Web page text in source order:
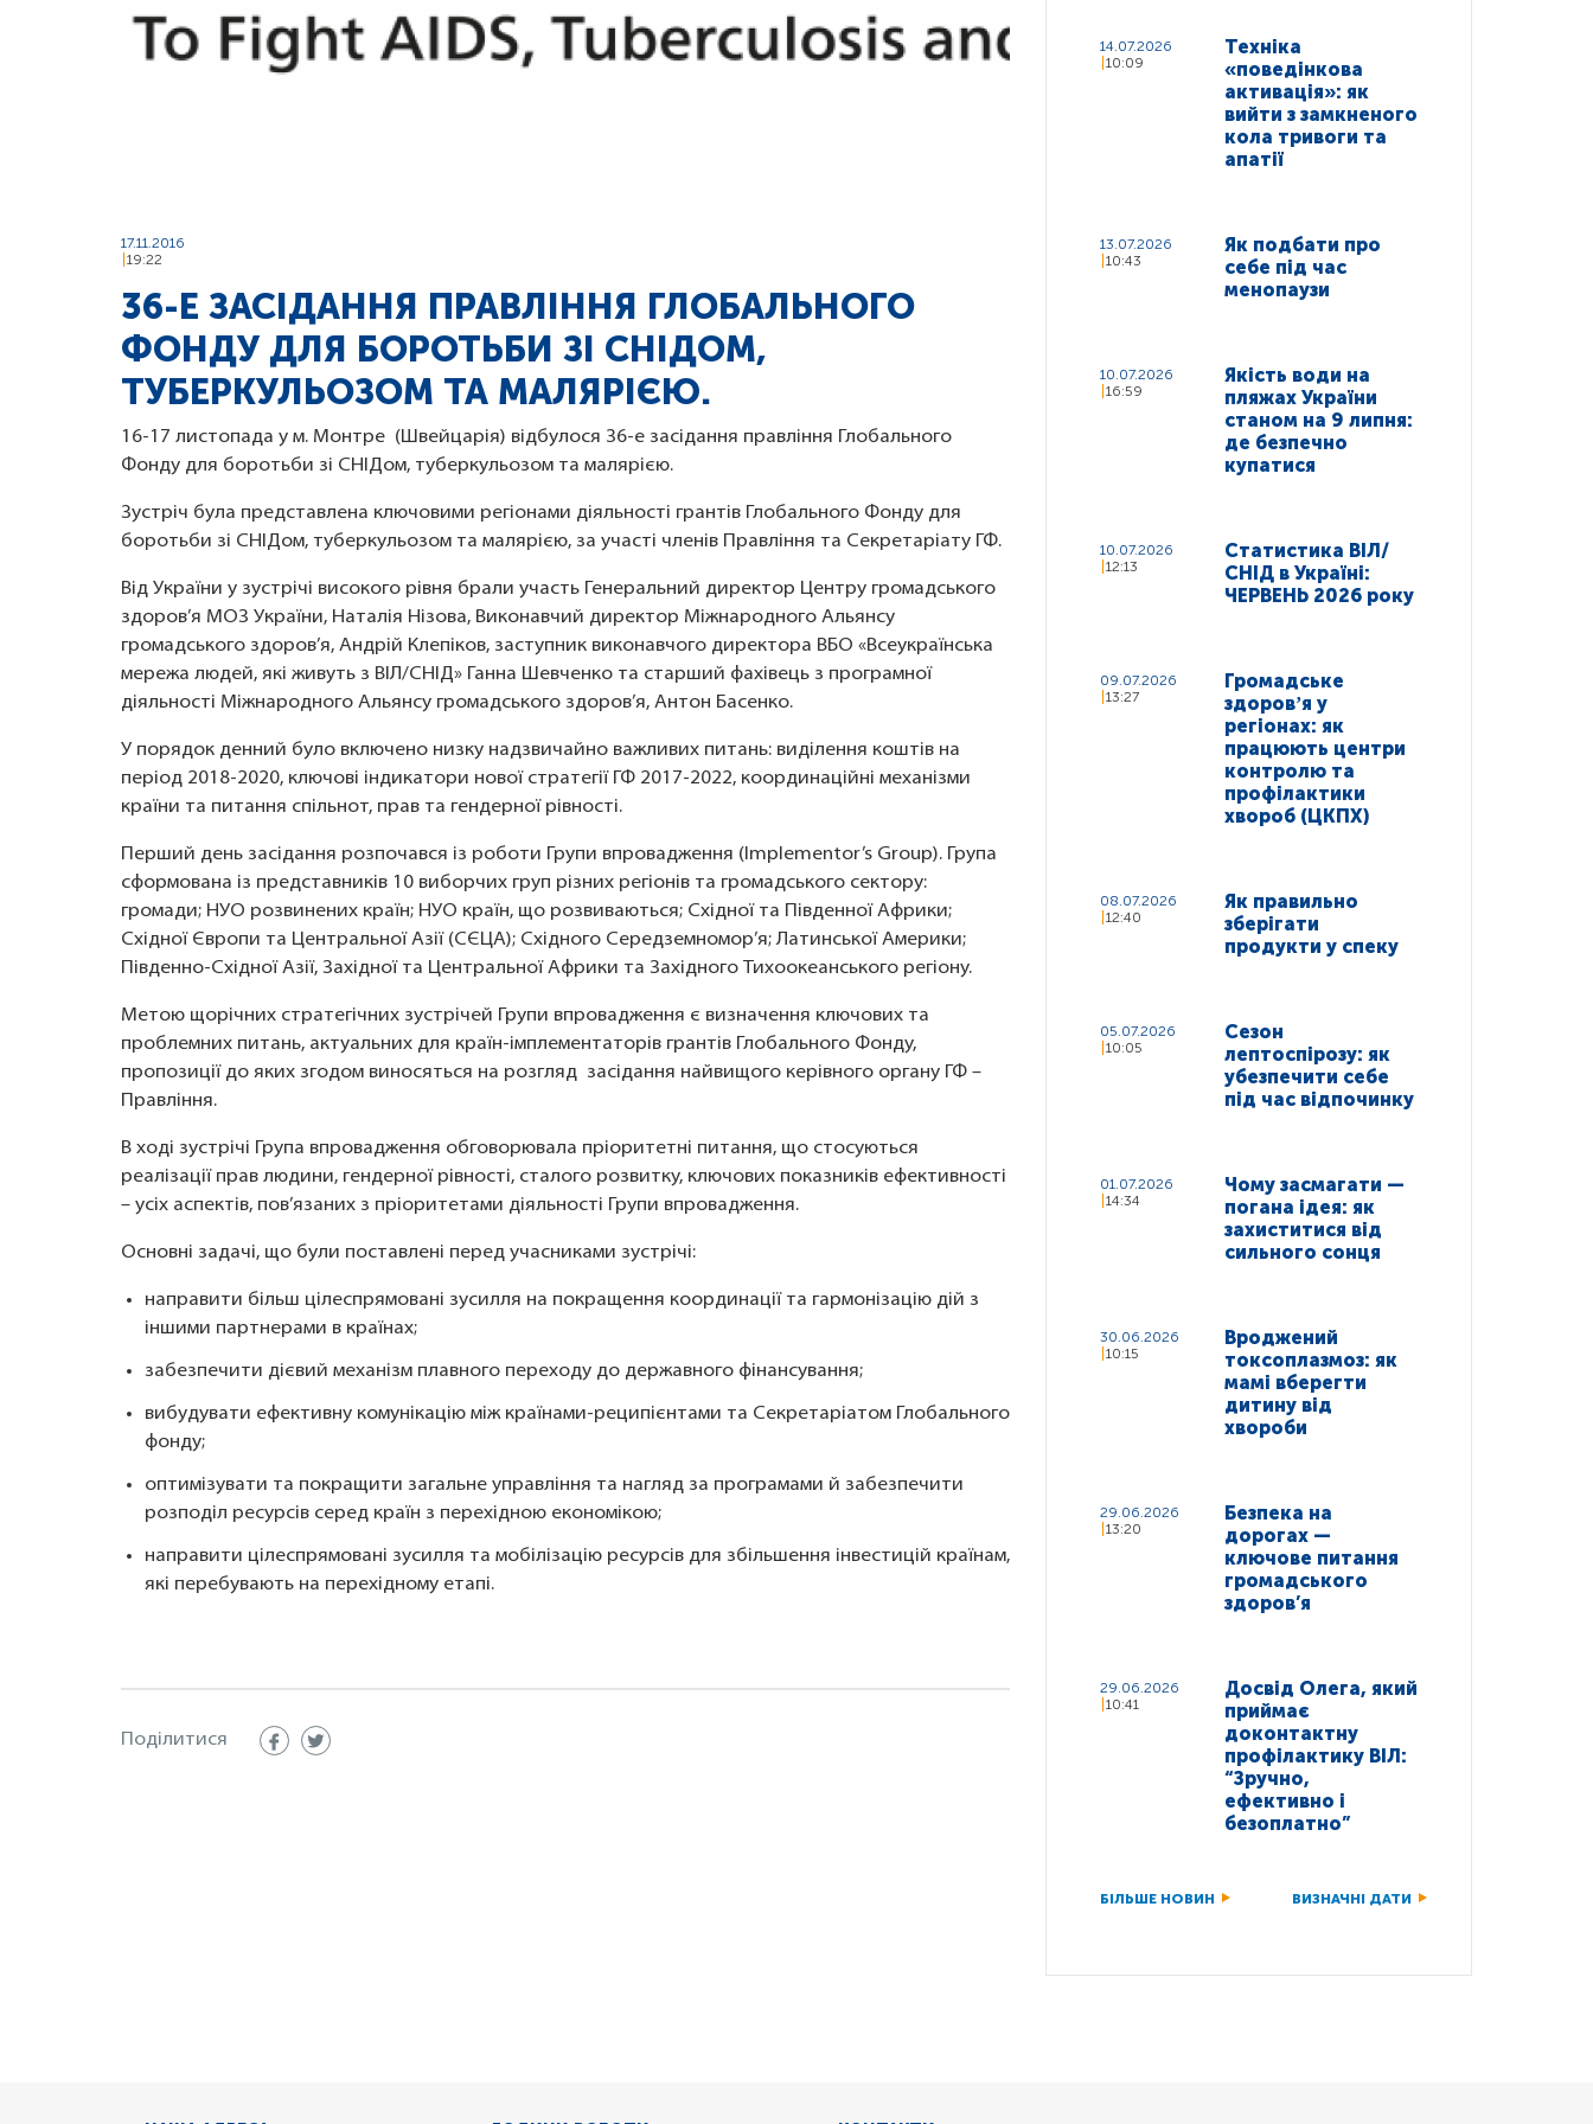
17.11.2016
19:22
36-Е ЗАСІДАННЯ ПРАВЛІННЯ ГЛОБАЛЬНОГО
ФОНДУ ДЛЯ БОРОТЬБИ ЗІ СНІДОМ,
ТУБЕРКУЛЬОЗОМ ТА МАЛЯРІЄЮ.
16-17 листопада у м. Монтре (Швейцарія) відбулося 36-е засідання правління Глобального
Фонду для боротьби зі СНІДом, туберкульозом та малярією.
Зустріч була представлена ключовими регіонами діяльності грантів Глобального Фонду для
боротьби зі СНІДом, туберкульозом та малярією, за участі членів Правління та Секретаріату ГФ.
Від України у зустрічі високого рівня брали участь Генеральний директор Центру громадського
здоров’я МОЗ України, Наталія Нізова, Виконавчий директор Міжнародного Альянсу
громадського здоров’я, Андрій Клепіков, заступник виконавчого директора ВБО «Всеукраїнська
мережа людей, які живуть з ВІЛ/СНІД» Ганна Шевченко та старший фахівець з програмної
діяльності Міжнародного Альянсу громадського здоров’я, Антон Басенко.
У порядок денний було включено низку надзвичайно важливих питань: виділення коштів на
період 2018-2020, ключові індикатори нової стратегії ГФ 2017-2022, координаційні механізми
країни та питання спільнот, прав та гендерної рівності.
Перший день засідання розпочався із роботи Групи впровадження (Implementor’s Group). Група
сформована із представників 10 виборчих груп різних регіонів та громадського сектору:
громади; НУО розвинених країн; НУО країн, що розвиваються; Східної та Південної Африки;
Східної Європи та Центральної Азії (СЄЦА); Східного Середземномор’я; Латинської Америки;
Південно-Східної Азії, Західної та Центральної Африки та Західного Тихоокеанського регіонy.
Метою щорічних стратегічних зустрічей Групи впровадження є визначення ключових та
проблемних питань, актуальних для країн-імплементаторів грантів Глобального Фонду,
пропозиції до яких згодом виносяться на розгляд засідання найвищого керівного органу ГФ –
Правління.
В ході зустрічі Група впровадження обговорювала пріоритетні питання, що стосуються
реалізації прав людини, гендерної рівності, сталого розвитку, ключових показників ефективності
– усіх аспектів, пов’язаних з пріоритетами діяльності Групи впровадження.
Основні задачі, що були поставлені перед учасниками зустрічі:
направити більш цілеспрямовані зусилля на покращення координації та гармонізацію дій з
іншими партнерами в країнах;
забезпечити дієвий механізм плавного переходу до державного фінансування;
вибудувати ефективну комунікацію між країнами-реципієнтами та Секретаріатом Глобального
фонду;
оптимізувати та покращити загальне управління та нагляд за програмами й забезпечити
розподіл ресурсів серед країн з перехідною економікою;
направити цілеспрямовані зусилля та мобілізацію ресурсів для збільшення інвестицій країнам,
які перебувають на перехідному етапі.
Поділитися
14.07.2026
10:09
Техніка
«поведінкова
активація»: як
вийти з замкненого
кола тривоги та
апатії
13.07.2026
10:43
Як подбати про
себе під час
менопаузи
10.07.2026
16:59
Якість води на
пляжах України
станом на 9 липня:
де безпечно
купатися
10.07.2026
12:13
Статистика ВІЛ/
СНІД в Україні:
ЧЕРВЕНЬ 2026 року
09.07.2026
13:27
Громадське
здоровʼя у
регіонах: як
працюють центри
контролю та
профілактики
хвороб (ЦКПХ)
08.07.2026
12:40
Як правильно
зберігати
продукти у спеку
05.07.2026
10:05
Сезон
лептоспірозу: як
убезпечити себе
під час відпочинку
01.07.2026
14:34
Чому засмагати —
погана ідея: як
захиститися від
сильного сонця
30.06.2026
10:15
Вроджений
токсоплазмоз: як
мамі вберегти
дитину від
хвороби
29.06.2026
13:20
Безпека на
дорогах —
ключове питання
громадського
здоров’я
29.06.2026
10:41
Досвід Олега, який
приймає
доконтактну
профілактику ВІЛ:
“Зручно,
ефективно і
безоплатно”
БІЛЬШЕ НОВИН ВИЗНАЧНІ ДАТИ